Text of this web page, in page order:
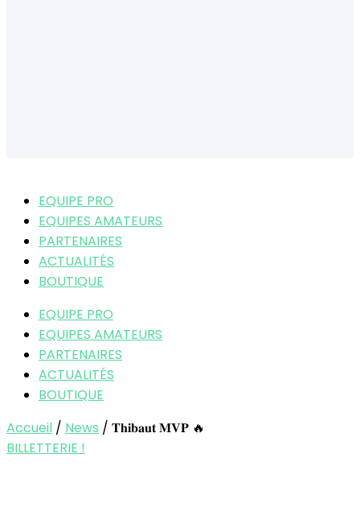
EQUIPE PRO
EQUIPES AMATEURS
PARTENAIRES
ACTUALITÉS
BOUTIQUE
EQUIPE PRO
EQUIPES AMATEURS
PARTENAIRES
ACTUALITÉS
BOUTIQUE
Accueil / News / 𝐓𝐡𝐢𝐛𝐚𝐮𝐭 𝐌𝐕𝐏 🔥
BILLETTERIE !